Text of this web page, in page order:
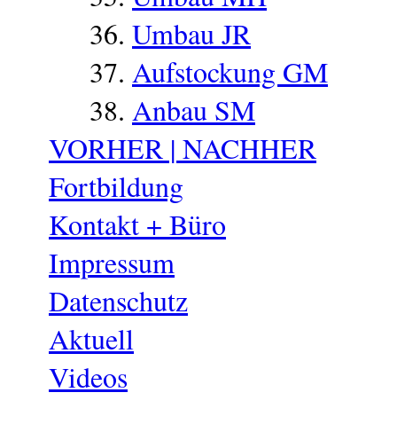
Umbau JR
Aufstockung GM
Anbau SM
VORHER | NACHHER
Fortbildung
Kontakt + Büro
Impressum
Datenschutz
Aktuell
Videos